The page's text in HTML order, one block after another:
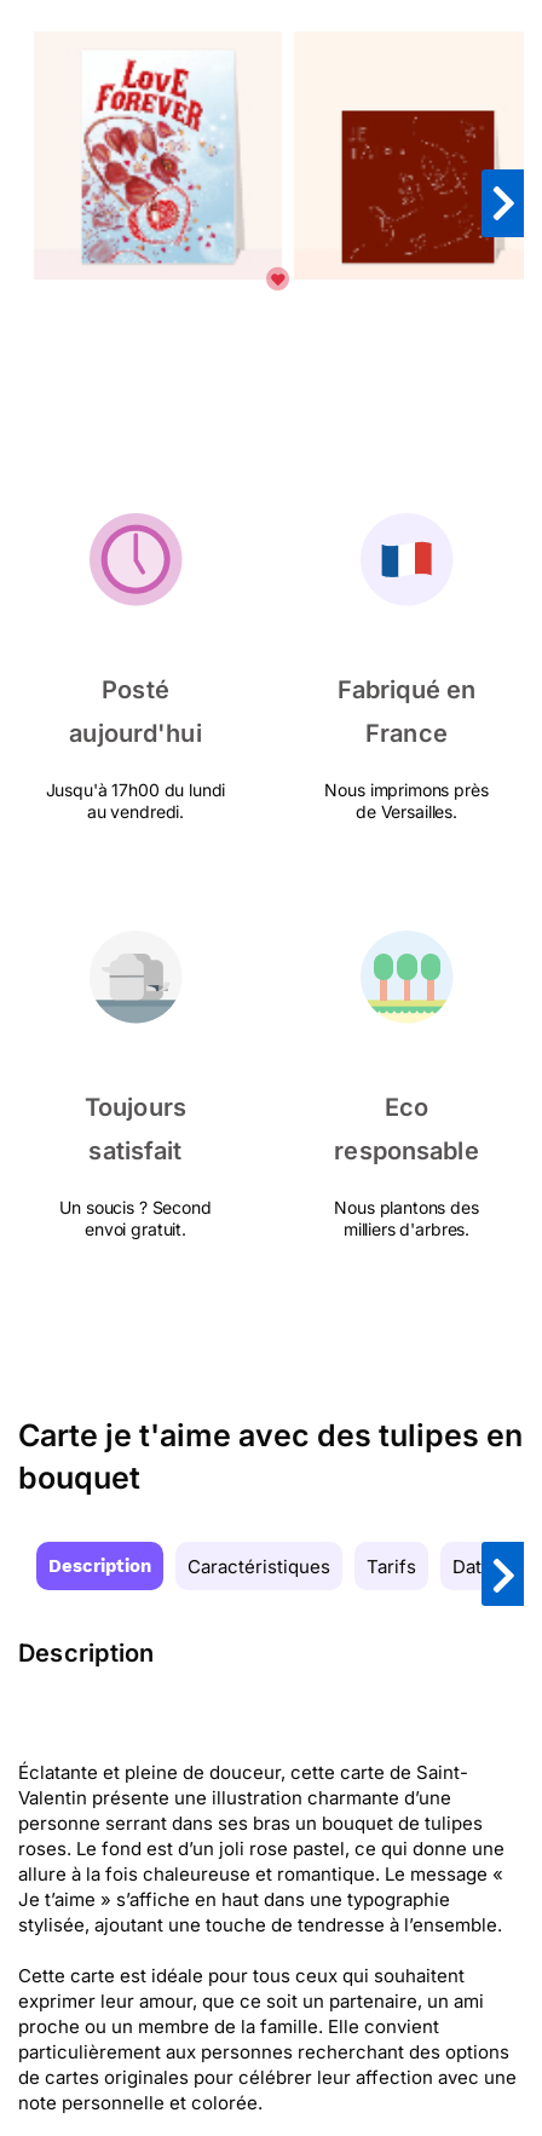
Posté
aujourd'hui
Jusqu'à 17h00 du lundi
au vendredi.
Fabriqué en
France
Nous imprimons près
de Versailles.
Toujours
satisfait
Un soucis ? Second
envoi gratuit.
Eco
responsable
Nous plantons des
milliers d'arbres.
Carte je t'aime avec des tulipes en
bouquet
Description Caractéristiques Tarifs Date de
Description
Éclatante et pleine de douceur, cette carte de Saint-
Valentin présente une illustration charmante d’une
personne serrant dans ses bras un bouquet de tulipes
roses. Le fond est d’un joli rose pastel, ce qui donne une
allure à la fois chaleureuse et romantique. Le message «
Je t’aime » s’affiche en haut dans une typographie
stylisée, ajoutant une touche de tendresse à l’ensemble.
Cette carte est idéale pour tous ceux qui souhaitent
exprimer leur amour, que ce soit un partenaire, un ami
proche ou un membre de la famille. Elle convient
particulièrement aux personnes recherchant des options
de cartes originales pour célébrer leur affection avec une
note personnelle et colorée.